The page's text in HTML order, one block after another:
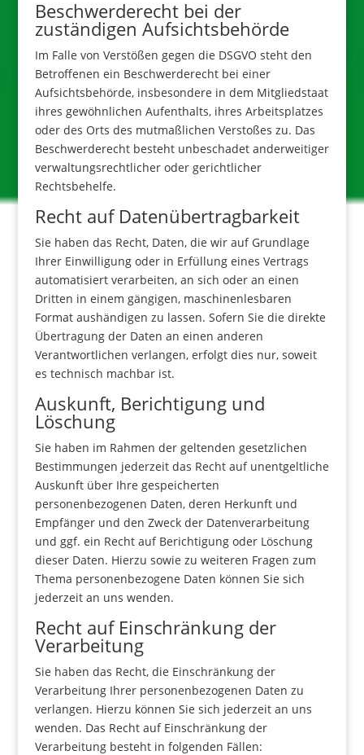
Beschwerde­recht bei der
zuständigen Aufsichts­behörde
Im Falle von Verstößen gegen die DSGVO steht den
Betroffenen ein Beschwerderecht bei einer
Aufsichtsbehörde, insbesondere in dem Mitgliedstaat
ihres gewöhnlichen Aufenthalts, ihres Arbeitsplatzes
oder des Orts des mutmaßlichen Verstoßes zu. Das
Beschwerderecht besteht unbeschadet anderweitiger
verwaltungsrechtlicher oder gerichtlicher
Rechtsbehelfe.
Recht auf Daten­übertrag­barkeit
Sie haben das Recht, Daten, die wir auf Grundlage
Ihrer Einwilligung oder in Erfüllung eines Vertrags
automatisiert verarbeiten, an sich oder an einen
Dritten in einem gängigen, maschinenlesbaren
Format aushändigen zu lassen. Sofern Sie die direkte
Übertragung der Daten an einen anderen
Verantwortlichen verlangen, erfolgt dies nur, soweit
es technisch machbar ist.
Auskunft, Berichtigung und
Löschung
Sie haben im Rahmen der geltenden gesetzlichen
Bestimmungen jederzeit das Recht auf unentgeltliche
Auskunft über Ihre gespeicherten
personenbezogenen Daten, deren Herkunft und
Empfänger und den Zweck der Datenverarbeitung
und ggf. ein Recht auf Berichtigung oder Löschung
dieser Daten. Hierzu sowie zu weiteren Fragen zum
Thema personenbezogene Daten können Sie sich
jederzeit an uns wenden.
Recht auf Einschränkung der
Verarbeitung
Sie haben das Recht, die Einschränkung der
Verarbeitung Ihrer personenbezogenen Daten zu
verlangen. Hierzu können Sie sich jederzeit an uns
wenden. Das Recht auf Einschränkung der
Verarbeitung besteht in folgenden Fällen: